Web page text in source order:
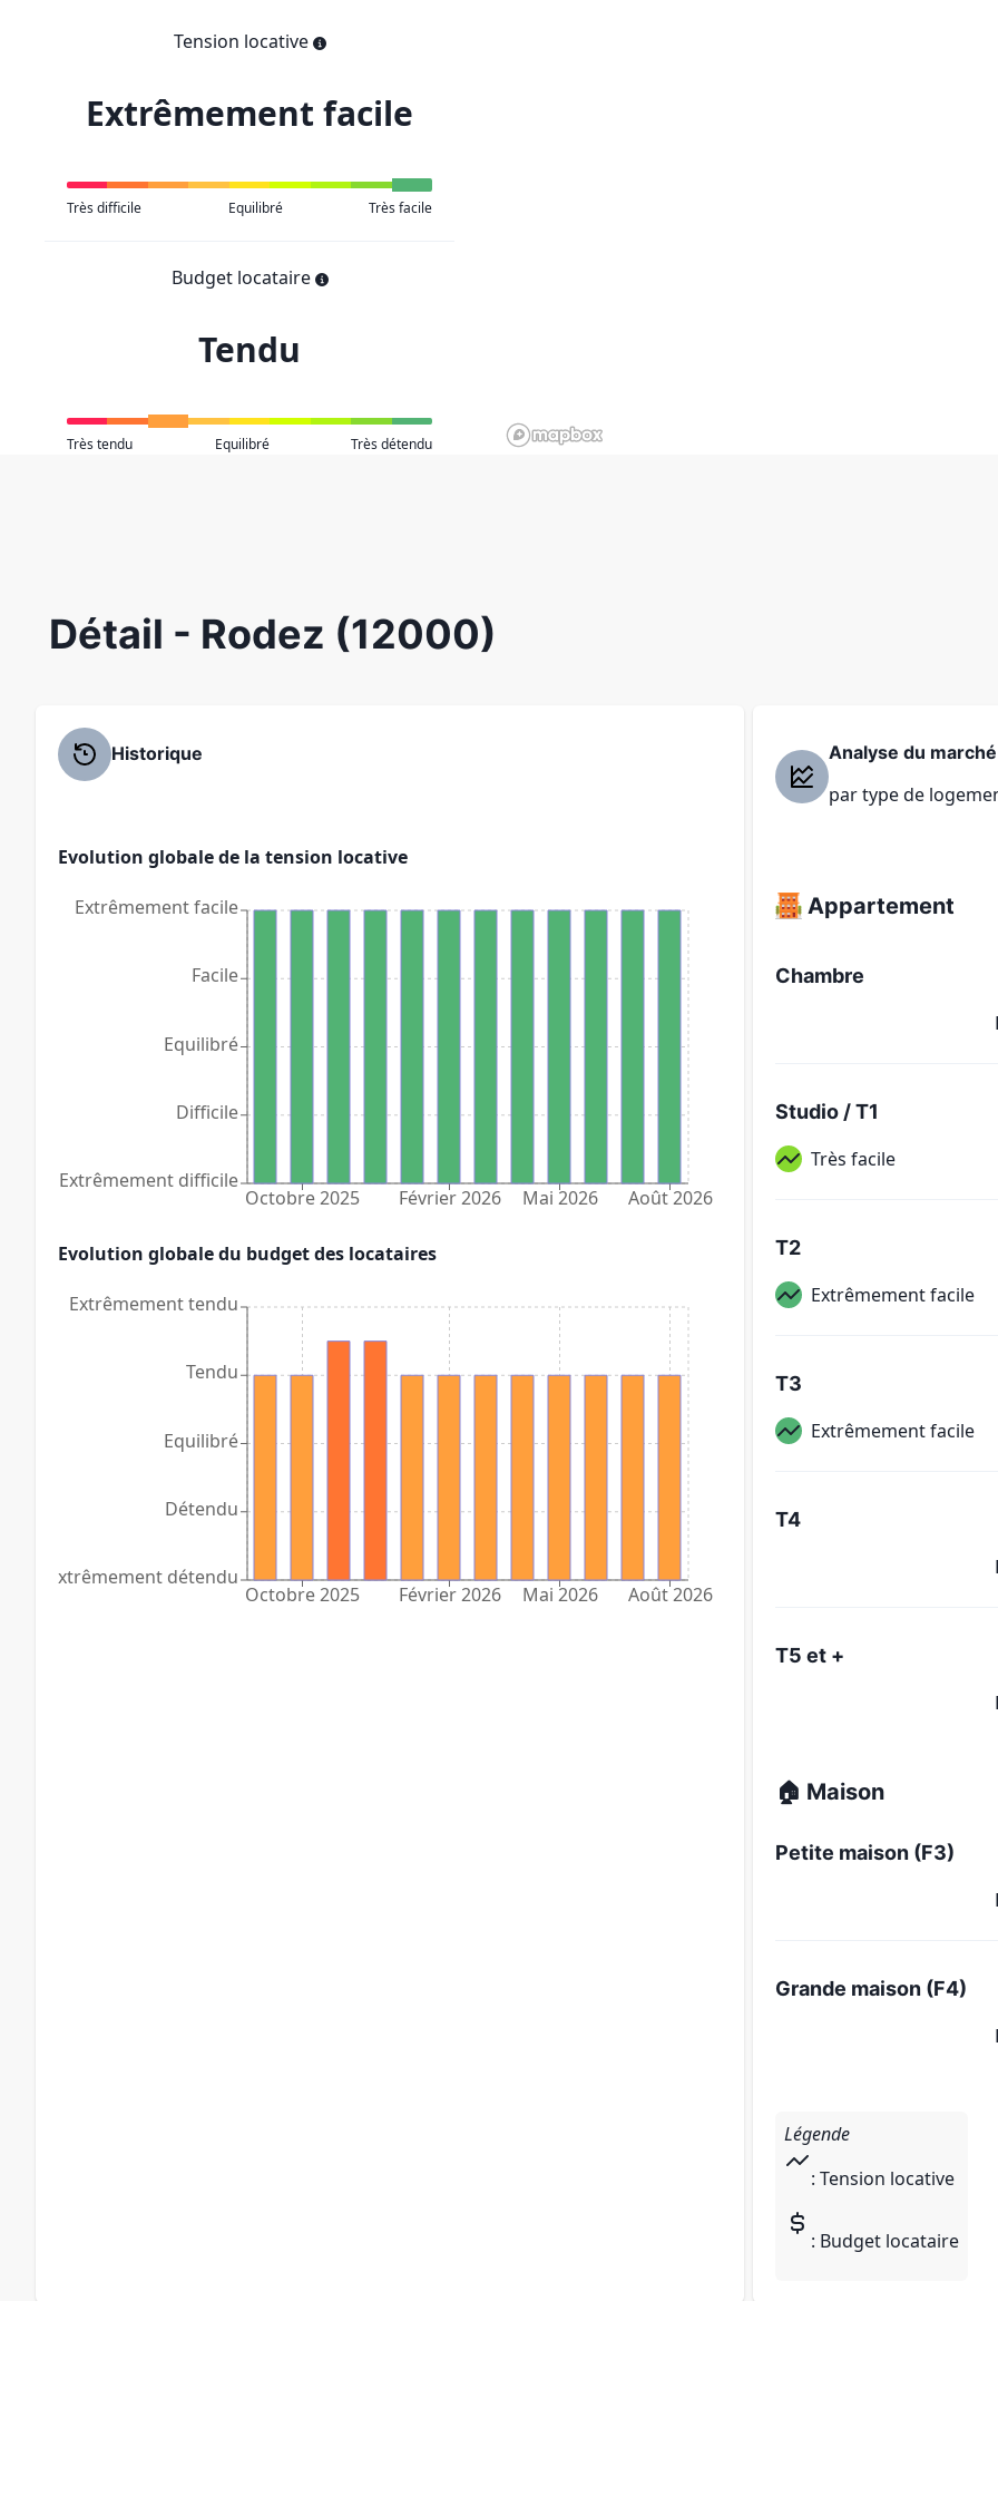
Tension locative
Extrêmement facile
Très difficile Equilibré Très facile
Budget locataire
Tendu
Très tendu Equilibré Très détendu
Détail - Rodez (12000)
Historique
Evolution globale de la tension locative
Octobre 2025 Février 2026 Mai 2026 Août 2026
Extrêmement difficile
Difficile
Equilibré
Facile
Extrêmement facile
Evolution globale du budget des locataires
Octobre 2025 Février 2026 Mai 2026 Août 2026
Extrêmement détendu
Détendu
Equilibré
Tendu
Extrêmement tendu
Analyse du marché
par type de
Appartement
Chambre
Studio / T1
Très facile
T2
Extrêmement facile
T3
Extrêmement facile
T4
T5 et +
🏠 Maison
Petite maison (F3)
Grande maison (F4)
Légende
: Tension locative
: Budget locataire